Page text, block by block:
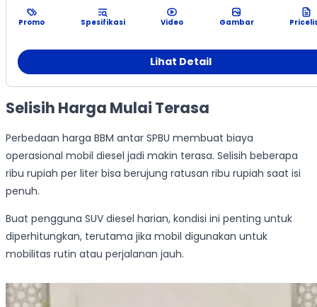
Promo Spesifikasi Video Gambar
Lihat Detail
Selisih Harga Mulai Terasa
Perbedaan harga BBM antar SPBU membuat biaya
operasional mobil diesel jadi makin terasa. Selisih beberapa
ribu rupiah per liter bisa berujung ratusan ribu rupiah saat isi
penuh.
Buat pengguna SUV diesel harian, kondisi ini penting untuk
diperhitungkan, terutama jika mobil digunakan untuk
mobilitas rutin atau perjalanan jauh.